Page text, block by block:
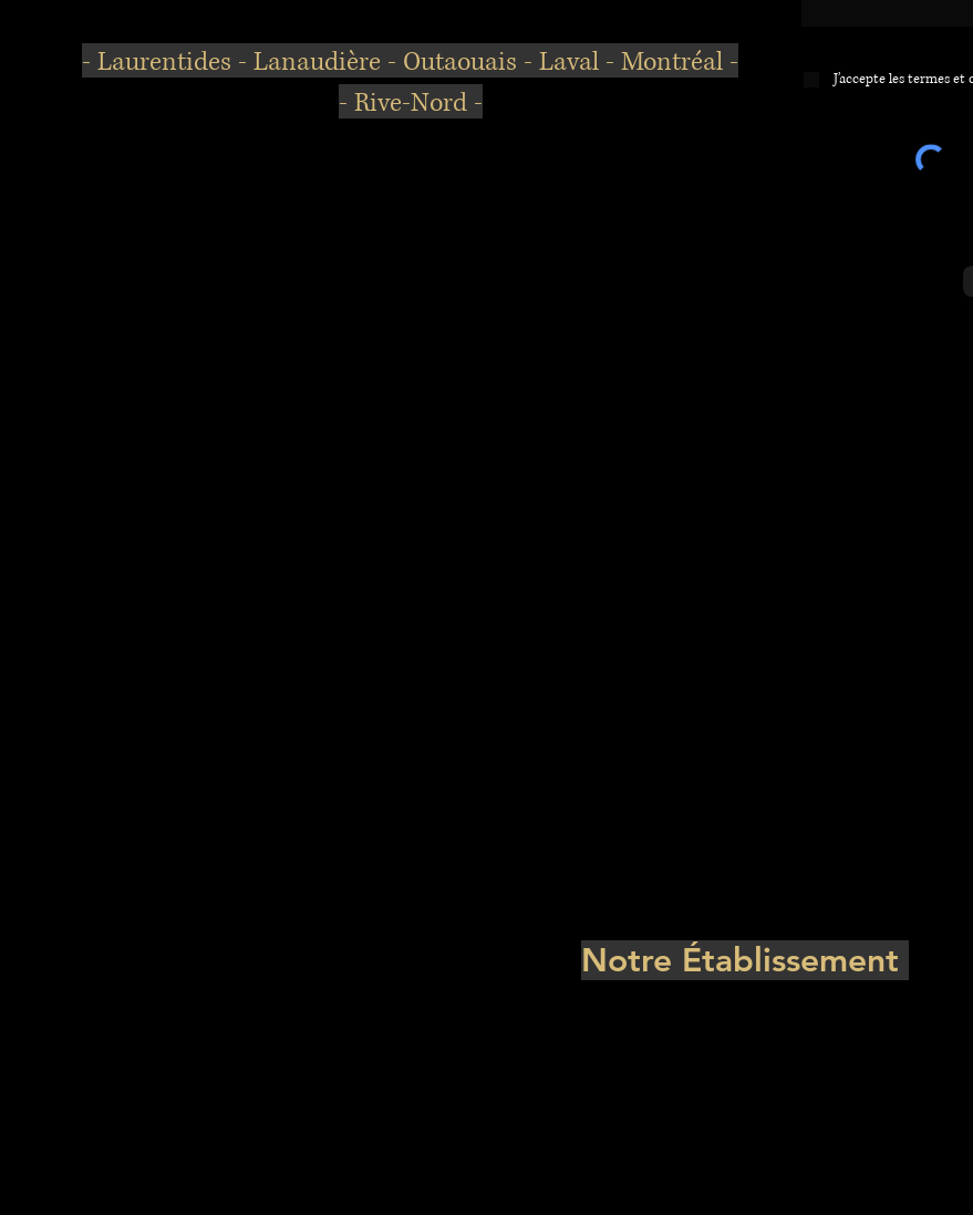
- Laurentides - Lanaudière - Outaouais - Laval - Montréal -
- Rive-Nord -
J’accepte les termes
Notre Établissement